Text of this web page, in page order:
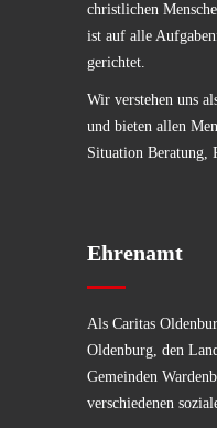
christlichen
ist auf alle
gerichtet.
Wir verstehen uns
und bieten allen
Situation Beratung,
Ehrenamt
Als Caritas
Oldenburg, den
Gemeinden
verschiedenen